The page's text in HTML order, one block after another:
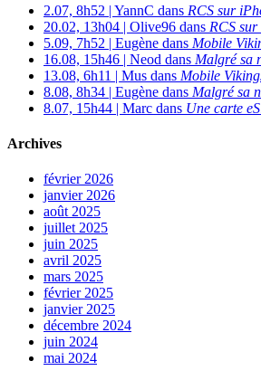
2.07, 8h52 | YannC dans RCS sur
20.02, 13h04 | Olive96 dans RCS
5.09, 7h52 | Eugène dans Mobile
16.08, 15h46 | Neod dans Malgré sa
13.08, 6h11 | Mus dans Mobile
8.08, 8h34 | Eugène dans Malgré sa
8.07, 15h44 | Marc dans Une carte
Archives
février 2026
janvier 2026
août 2025
juillet 2025
juin 2025
avril 2025
mars 2025
février 2025
janvier 2025
décembre 2024
juin 2024
mai 2024